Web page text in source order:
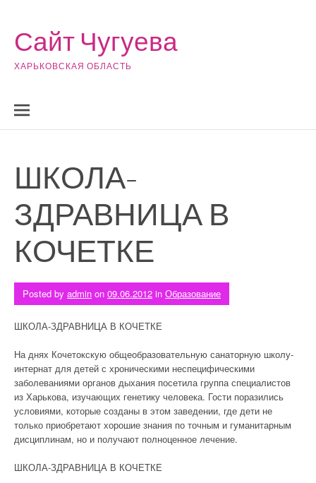
Сайт Чугуева
ХАРЬКОВСКАЯ ОБЛАСТЬ
ШКОЛА-
ЗДРАВНИЦА В
КОЧЕТКЕ
Posted by admin on 09.06.2012 in Образование
ШКОЛА-ЗДРАВНИЦА В КОЧЕТКЕ
На днях Кочетокскую общеобразовательную санаторную школу-
интернат для детей с хроническими неспецифическими
заболеваниями органов дыхания посетила группа специалистов
из Харькова, изучающих генетику человека. Гости поразились
условиями, которые созданы в этом заведении, где дети не
только приобретают хорошие знания по точным и гуманитарным
дисциплинам, но и получают полноценное лечение.
ШКОЛА-ЗДРАВНИЦА В КОЧЕТКЕ